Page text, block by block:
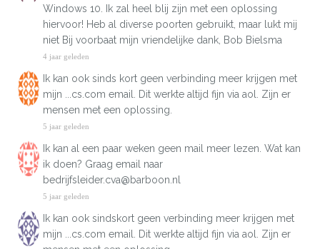
Windows 10. Ik zal heel blij zijn met een oplossing
hiervoor! Heb al diverse poorten gebruikt, maar lukt mij
niet Bij voorbaat mijn vriendelijke dank, Bob Bielsma
4 jaar geleden
Ik kan ook sinds kort geen verbinding meer krijgen met
mijn ...cs.com email. Dit werkte altijd fijn via aol. Zijn er
mensen met een oplossing.
5 jaar geleden
Ik kan al een paar weken geen mail meer lezen. Wat kan
ik doen? Graag email naar
bedrijfsleider.cva@barboon.nl
5 jaar geleden
Ik kan ook sindskort geen verbinding meer krijgen met
mijn ...cs.com email. Dit werkte altijd fijn via aol. Zijn er